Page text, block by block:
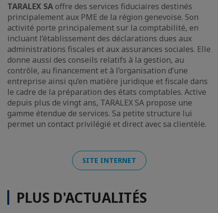
TARALEX SA offre des services fiduciaires destinés
principalement aux PME de la région genevoise. Son
activité porte principalement sur la comptabilité, en
incluant l’établissement des déclarations dues aux
administrations fiscales et aux assurances sociales. Elle
donne aussi des conseils relatifs à la gestion, au
contrôle, au financement et à l’organisation d’une
entreprise ainsi qu’en matière juridique et fiscale dans
le cadre de la préparation des états comptables. Active
depuis plus de vingt ans, TARALEX SA propose une
gamme étendue de services. Sa petite structure lui
permet un contact privilégié et direct avec sa clientèle.
SITE INTERNET
PLUS D'ACTUALITÉS